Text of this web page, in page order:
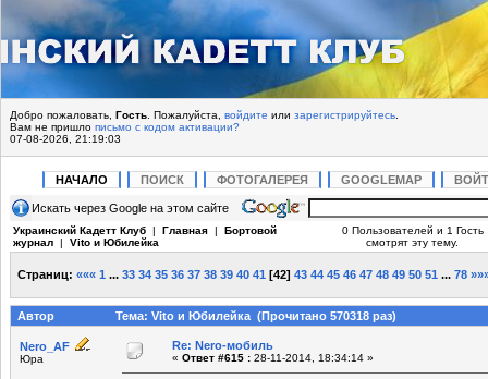
Добро пожаловать, Гость . Пожалуйста, войдите или зарегистрируйтесь
Вам не пришло письмо с кодом активации?
07-08-2026, 21:19:03
НАЧАЛО ПОИСК ФОТОГАЛЕРЕЯ GOOGLEMAP
Искать через Google на этом сайте
Украинский Кадетт Клуб | Главная | Бортовой
журнал | Vito и Юбилейка
0 Пользователей и 1 Гость
смотрят эту тему.
Страниц: ««« 1 ... 33 34 35 36 37 38 39 40 41 [42] 43 44 45 46 47 48 49 50 51 ... 78
Автор Тема: Vito и Юбилейка (Прочитано 570318 раз)
Nero_AF
Юра
Re: Nero-мобиль
« Ответ #615 : 28-11-2014, 18:34:14 »